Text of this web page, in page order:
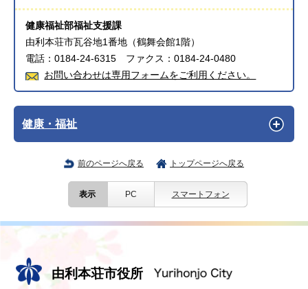
健康福祉部福祉支援課
由利本荘市瓦谷地1番地（鶴舞会館1階）
電話：0184-24-6315 ファクス：0184-24-0480
お問い合わせは専用フォームをご利用ください。
健康・福祉
前のページへ戻る トップページへ戻る
表示 PC スマートフォン
由利本荘市役所